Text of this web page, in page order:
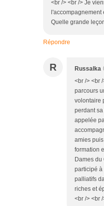
<br /> <br /> Je
l'accompagnement
Quelle grande
Répondre
R Russalka
<br /> <br
parcours
volontaire
perdant
appelée
amies
formation
Dames du
participé à
palliatifs
riches et
<br /> <br